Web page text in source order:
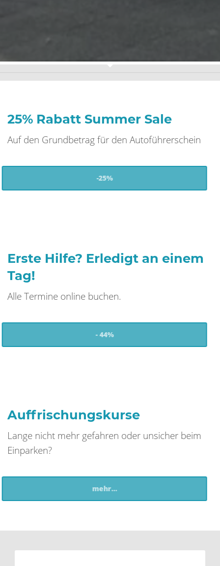
25% Rabatt Summer Sale
Auf den Grundbetrag für den Autoführerschein
-25%
Erste Hilfe? Erledigt an einem
Tag!
Alle Termine online buchen.
- 44%
Auffrischungskurse
Lange nicht mehr gefahren oder unsicher beim
Einparken?
mehr...